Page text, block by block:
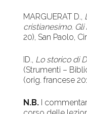
MARGUERAT D.,
cristianesimo.
20), San Paolo,
ID., Lo storico di
(Strumenti –
(orig. francese
N.B. I